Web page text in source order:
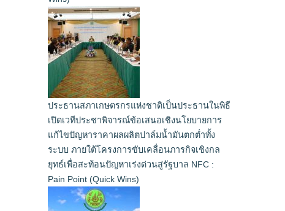
ประธานสภาเกษตรกรแห่งชาติเป็นประธานในพิธี
เปิดเวทีประชาพิจารณ์ข้อเสนอเชิงนโยบายการ
แก้ไขปัญหาราคาผลผลิตปาล์มน้ำมันตกต่ำทั้ง
ระบบ ภายใต้โครงการขับเคลื่อนภารกิจเชิงกล
ยุทธ์เพื่อสะท้อนปัญหาเร่งด่วนสู่รัฐบาล NFC :
Pain Point (Quick Wins)